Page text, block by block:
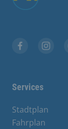
Services
Stadtplan
Fahrplan